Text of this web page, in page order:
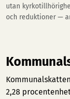
utan
och reduktioner —
2,28